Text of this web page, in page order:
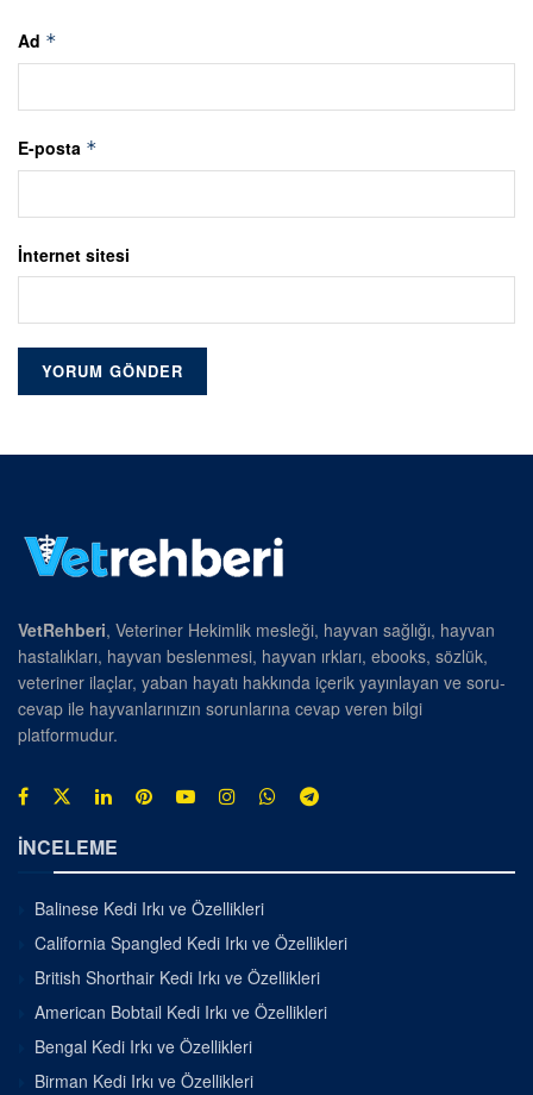
Ad *
E-posta *
İnternet sitesi
VetRehberi, Veteriner Hekimlik mesleği, hayvan sağlığı, hayvan
hastalıkları, hayvan beslenmesi, hayvan ırkları, ebooks, sözlük,
veteriner ilaçlar, yaban hayatı hakkında içerik yayınlayan ve soru-
cevap ile hayvanlarınızın sorunlarına cevap veren bilgi
platformudur.
İNCELEME
Balinese Kedi Irkı ve Özellikleri
California Spangled Kedi Irkı ve Özellikleri
British Shorthair Kedi Irkı ve Özellikleri
American Bobtail Kedi Irkı ve Özellikleri
Bengal Kedi Irkı ve Özellikleri
Birman Kedi Irkı ve Özellikleri